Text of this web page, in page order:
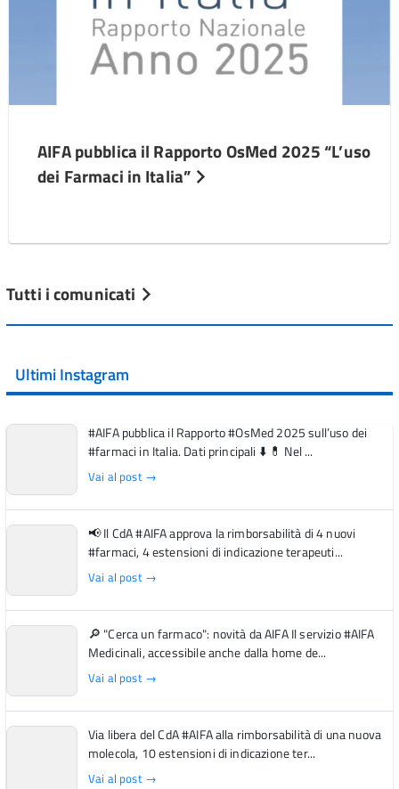
AIFA pubblica il Rapporto OsMed 2025 “L’uso
dei Farmaci in Italia”
Tutti i comunicati
Ultimi Instagram
#AIFA pubblica il Rapporto #OsMed 2025 sull’uso dei
#farmaci in Italia. Dati principali ⬇️ 💊 Nel ...
Vai al post →
📢 Il CdA #AIFA approva la rimborsabilità di 4 nuovi
#farmaci, 4 estensioni di indicazione terapeuti...
Vai al post →
🔎 "Cerca un farmaco": novità da AIFA Il servizio #AIFA
Medicinali, accessibile anche dalla home de...
Vai al post →
Via libera del CdA #AIFA alla rimborsabilità di una nuova
molecola, 10 estensioni di indicazione ter...
Vai al post →